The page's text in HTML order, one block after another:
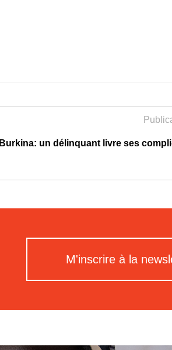
Burkina: un délinquant livre ses
M'inscrire à la